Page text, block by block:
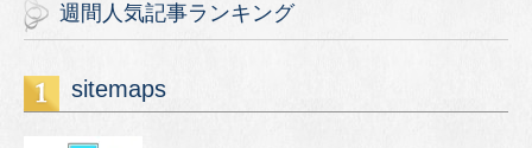
週間人気記事ランキング
sitemaps